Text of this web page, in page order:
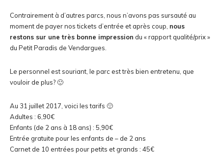
Contrairement à d’autres parcs, nous n’avons pas sursauté au
moment de payer nos tickets d’entrée et après coup, nous
restons sur une très bonne impression du « rapport qualité/prix »
du Petit Paradis de Vendargues.
Le personnel est souriant, le parc est très bien entretenu, que
vouloir de plus? 🙂
Au 31 juillet 2017, voici les tarifs 🙂
Adultes : 6,90€
Enfants (de 2 ans à 18 ans) : 5,90€
Entrée gratuite pour les enfants de – de 2 ans
Carnet de 10 entrées pour petits et grands : 45€